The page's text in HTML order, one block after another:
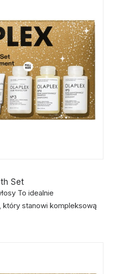
Set
To idealnie
stanowi kompleksową